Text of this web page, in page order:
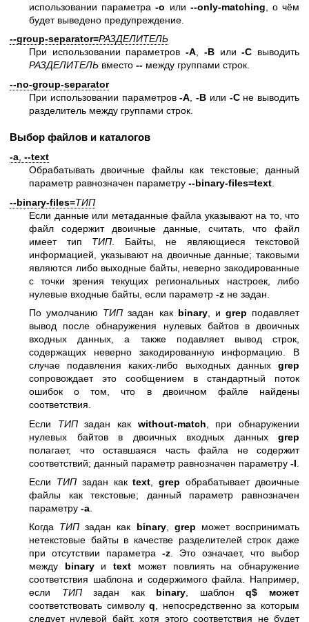
использовании параметра-o или --only-matching , о чём
будет выведено предупреждение.
--group-separator=РАЗДЕЛИТЕЛЬ
При использовании параметров-A, -Bили-C выводить
РАЗДЕЛИТЕЛЬ вместо -- между группами строк.
--no-group-separator
При использовании параметров-A -B или -Cне выводить
разделитель между группами строк.
Выбор файлов и каталогов
-a, --text
Обрабатывать двоичные файлы как текстовые; данный
параметр равнозначен параметру --binary-files=text.
--binary-files=ТИП
Если данные или метаданные файла указывают на то, что
файл содержит двоичные данные, считать, что файл
имеет тип ТИП . Байты, не являющиеся текстовой
информацией, указывают на двоичные данные; таковыми
являются либо выходные байты, неверно закодированные
с точки зрения текущих региональных настроек, либо
нулевые входные байты, если параметр -z не задан.
По умолчанию ТИП задан как binary, и grep подавляет
вывод после обнаружения нулевых байтов в двоичных
входных данных, а также подавляет вывод строк,
содержащих неверно закодированную информацию. В
случае подавления каких-либо выходных данных grep
сопровождает это сообщением в стандартный поток
ошибок о том, что в двоичном файле найдены
соответствия.
Если ТИПзадан как without-match , при обнаружении
нулевых байтов в двоичных входных данных grep
полагает, что оставшаяся часть файла не содержит
соответствий; данный параметр равнозначен параметру -I
Если ТИПзадан какtext ,grep обрабатывает двоичные
файлы как текстовые; данный параметр равнозначен
параметру -a
Когда ТИП задан как binary, grep может воспринимать
нетекстовые байты в качестве разделителей строк даже
при отсутствии параметра -z. Это означает, что выбор
между binaryиtext может повлиять на обнаружение
соответствия шаблона и содержимого файла. Например,
если ТИПзадан как binary, шаблонq$ может
соответствовать символуq, непосредственно за которым
следует нулевой байт, хотя этого соответствия не будет